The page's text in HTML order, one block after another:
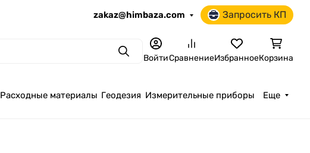
zakaz@himbaza.com Запросить КП
ПоискВойтиСравнениеИзбранноеКорзина
Расходные материалы Геодезия Измерительные приборы Еще